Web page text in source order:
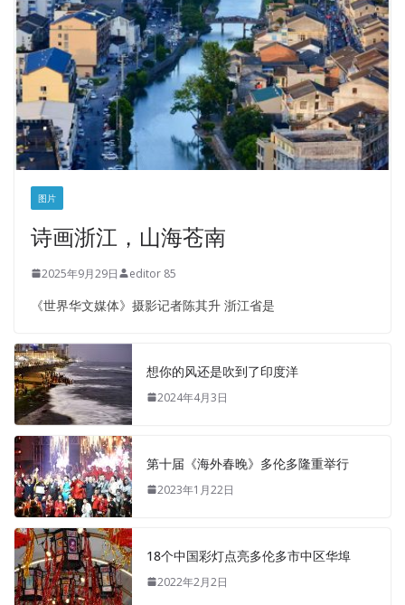
图片
诗画浙江，山海苍南
2025年9月29日 editor 85
《世界华文媒体》摄影记者陈其升 浙江省是
想你的风还是吹到了印度洋
2024年4月3日
第十届《海外春晚》多伦多隆重举行
2023年1月22日
18个中国彩灯点亮多伦多市中区华埠
2022年2月2日